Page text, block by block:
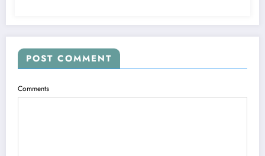
POST COMMENT
Comments